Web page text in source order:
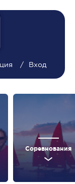
Вход
Соревнования